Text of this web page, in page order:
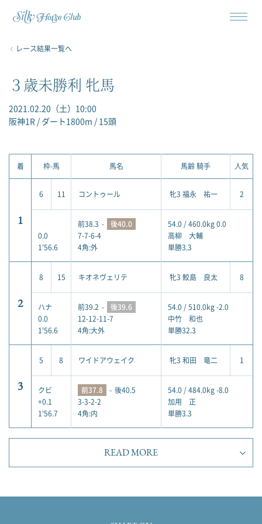
レース結果一覧へ
３歳未勝利 牝馬
2021.02.20（土）10:00
阪神1R / ダート1800m / 15頭
着 枠-馬 馬名 馬齢 騎手 人気
1
6 11 コントゥール 牝3 福永 祐一 2
0.0
1'56.6
前38.3 -
後40.0
7-7-6-4
4角:外
54.0 / 460.0kg 0.0
高柳 大輔
単勝3.3
2
8 15 キオネヴェリテ 牝3 鮫島 良太 8
ハナ
0.0
1'56.6
前39.2 -
後39.6
12-12-11-7
4角:大外
54.0 / 510.0kg -2.0
中竹 和也
単勝32.3
3
5 8 ワイドアウェイク 牝3 和田 竜二 1
クビ
+0.1
1'56.7
前37.8 - 後40.5
3-3-2-2
4角:内
54.0 / 484.0kg -8.0
加用 正
単勝3.3
READ MORE